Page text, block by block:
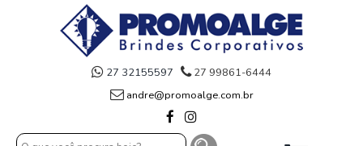
27 32155597
27 99861-6444
andre@promoalge.com.br